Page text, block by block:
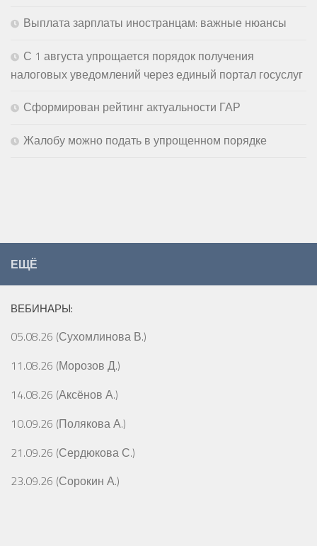
Выплата зарплаты иностранцам: важные нюансы
С 1 августа упрощается порядок получения
налоговых уведомлений через единый портал госуслуг
Сформирован рейтинг актуальности ГАР
Жалобу можно подать в упрощенном порядке
ЕЩЁ
ВЕБИНАРЫ:
05.08.26 (Сухомлинова В.)
11.08.26 (Морозов Д.)
14.08.26 (Аксёнов А.)
10.09.26 (Полякова А.)
21.09.26 (Сердюкова С.)
23.09.26 (Сорокин А.)